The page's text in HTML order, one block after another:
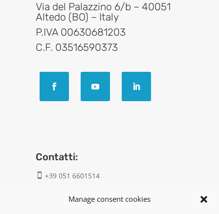
Manage consent cookies
Via del Palazzino 6/b – 40051
Altedo (BO) – Italy
P.IVA 00630681203
C.F. 03516590373
Contatti:
 +39 051 6601514
info@geatech.it